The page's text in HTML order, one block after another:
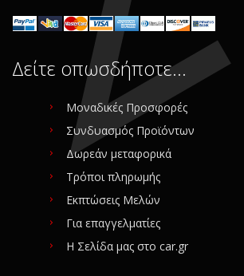
Δείτε οπωσδήποτε…
Μοναδικές Προσφορές
Συνδυασμός Προϊόντων
Δωρεάν μεταφορικά
Τρόποι πληρωμής
Εκπτώσεις Μελών
Για επαγγελματίες
Η Σελίδα μας στο car.gr